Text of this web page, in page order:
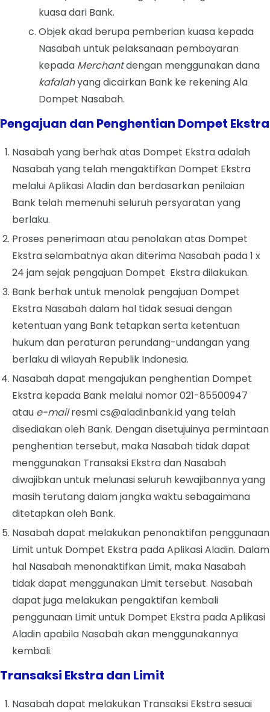
kuasa dari Bank.
Objek akad berupa pemberian kuasa kepada
Nasabah untuk pelaksanaan pembayaran
kepada Merchantdengan menggunakan dana
kafalahyang dicairkan Bank ke rekening Ala
Dompet Nasabah.
Pengajuan dan Penghentian Dompet Ekstra
Nasabah yang berhak atas Dompet Ekstra adalah
Nasabah yang telah mengaktifkan Dompet Ekstra
melalui Aplikasi Aladin dan berdasarkan penilaian
Bank telah memenuhi seluruh persyaratan yang
berlaku.
Proses penerimaan atau penolakan atas Dompet
Ekstra selambatnya akan diterima Nasabah pada 1 x
24 jam sejak pengajuan Dompet Ekstra dilakukan.
Bank berhak untuk menolak pengajuan Dompet
Ekstra Nasabah dalam hal tidak sesuai dengan
ketentuan yang Bank tetapkan serta ketentuan
hukum dan peraturan perundang-undangan yang
berlaku di wilayah Republik Indonesia.
Nasabah dapat mengajukan penghentian Dompet
Ekstra kepada Bank melalui nomor 021-85500947
atau e-mailresmics@aladinbank.idyang telah
disediakan oleh Bank. Dengan disetujuinya permintaan
penghentian tersebut, maka Nasabah tidak dapat
menggunakan Transaksi Ekstra dan Nasabah
diwajibkan untuk melunasi seluruh kewajibannya yang
masih terutang dalam jangka waktu sebagaimana
ditetapkan oleh Bank.
Nasabah dapat melakukan penonaktifan penggunaan
Limit untuk Dompet Ekstra pada Aplikasi Aladin. Dalam
hal Nasabah menonaktifkan Limit, maka Nasabah
tidak dapat menggunakan Limit tersebut. Nasabah
dapat juga melakukan pengaktifan kembali
penggunaan Limit untuk Dompet Ekstra pada Aplikasi
Aladin apabila Nasabah akan menggunakannya
kembali.
Transaksi Ekstra dan Limit
Nasabah dapat melakukan Transaksi Ekstra sesuai